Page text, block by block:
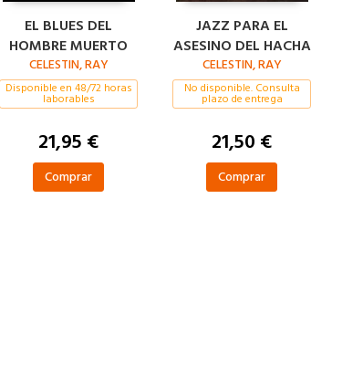
EL BLUES DEL
HOMBRE MUERTO
CELESTIN, RAY
Disponible en 48/72 horas
laborables
21,95 €
Comprar
JAZZ PARA EL
ASESINO DEL HACHA
CELESTIN, RAY
No disponible. Consulta
plazo de entrega
21,50 €
Comprar